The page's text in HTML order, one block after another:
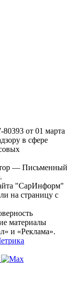
от 01 марта
в сфере
— Письменный
"СарИнформ"
на страницу с
материалы
и «Реклама».